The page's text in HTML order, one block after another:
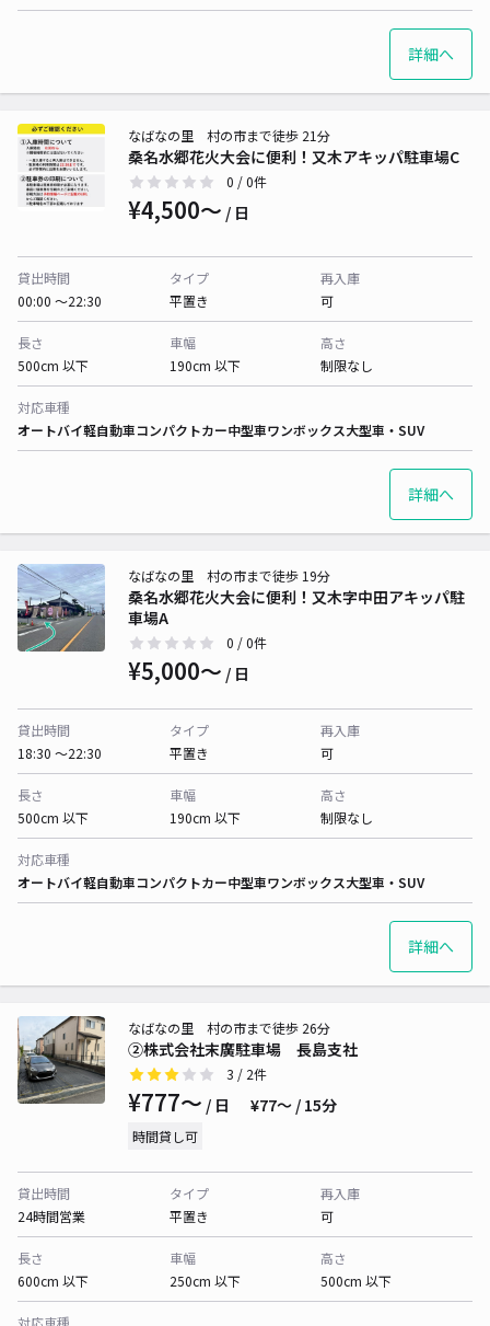
詳細へ
桑名水郷花火大会に便利！又木アキッパ駐車場C
なばなの里 村の市まで徒歩 21分
0 / 0件
¥4,500〜 / 日
貸出時間
00:00 〜22:30
タイプ
平置き
再入庫
可
長さ
500cm 以下
車幅
190cm 以下
高さ
制限なし
対応車種
オートバイ軽自動車コンパクトカー中型車ワンボックス大型車・SUV
詳細へ
桑名水郷花火大会に便利！又木字中田アキッパ駐
車場A
なばなの里 村の市まで徒歩 19分
0 / 0件
¥5,000〜 / 日
貸出時間
18:30 〜22:30
タイプ
平置き
再入庫
可
長さ
500cm 以下
車幅
190cm 以下
高さ
制限なし
対応車種
オートバイ軽自動車コンパクトカー中型車ワンボックス大型車・SUV
詳細へ
②株式会社末廣駐車場 長島支社
なばなの里 村の市まで徒歩 26分
3 / 2件
¥777〜 / 日 ¥77〜 / 15分
時間貸し可
貸出時間
24時間営業
タイプ
平置き
再入庫
可
長さ
600cm 以下
車幅
250cm 以下
高さ
500cm 以下
対応車種